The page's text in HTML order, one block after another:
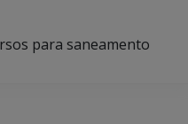
para saneamento